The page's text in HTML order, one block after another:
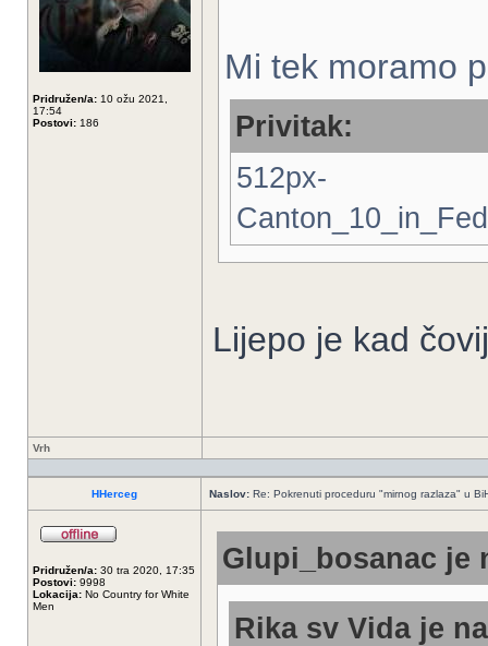
Pridružen/a: 10 ožu 2021,
17:54
Postovi: 186
Mi tek moramo
Privitak:
512px-
Lijepo je kad
Vrh
HHerceg Naslov: Re: Pokrenuti proceduru "mirnog razlaza" u
Pridružen/a: 30 tra 2020, 17:35
Postovi: 9998
Lokacija: No Country for White
Men
Glupi_bosanac je
Rika sv Vida je